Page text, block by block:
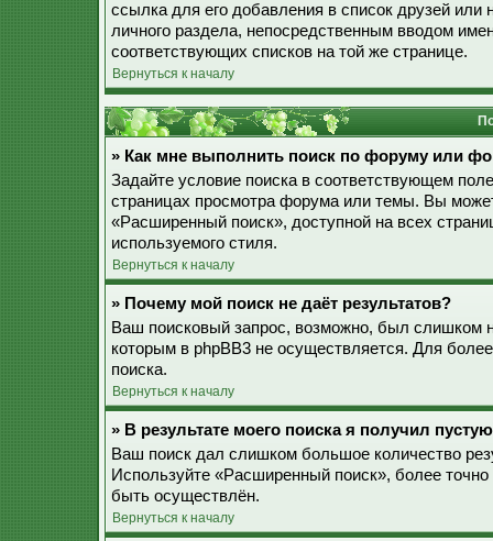
ссылка для его добавления в список друзей или
личного раздела, непосредственным вводом
соответствующих списков на той же странице.
Вернуться к началу
» Как мне выполнить поиск по форуму или
Задайте условие поиска в соответствующем
страницах просмотра форума или темы. Вы
«Расширенный поиск», доступной на всех
используемого стиля.
Вернуться к началу
» Почему мой поиск не даёт результатов?
Ваш поисковый запрос, возможно, был слишком
которым в phpBB3 не осуществляется. Для
поиска.
Вернуться к началу
» В результате моего поиска я получил
Ваш поиск дал слишком большое количество
Используйте «Расширенный поиск», более
быть осуществлён.
Вернуться к началу